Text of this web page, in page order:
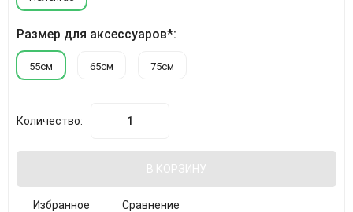
Размер для аксессуаров*:
55см 65см 75см
Количество:
В КОРЗИНУ
Избранное Сравнение